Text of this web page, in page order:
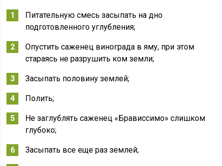
Питательную смесь засыпать на дно
подготовленного углубления;
Опустить саженец винограда в яму, при этом
стараясь не разрушить ком земли;
Засыпать половину землей;
Полить;
Не заглублять саженец «Брависсимо» слишком
глубоко;
Засыпать все еще раз землей;